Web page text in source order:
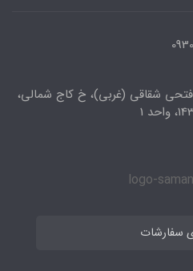
شقاقی (غربی)، خ کاج شمالی،
سفارشات